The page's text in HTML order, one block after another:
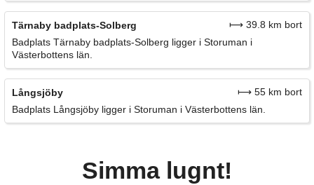
Tärnaby badplats-Solberg
⟼ 39.8 km bort
Badplats Tärnaby badplats-Solberg ligger i Storuman i
Västerbottens län.
Långsjöby
⟼ 55 km bort
Badplats Långsjöby ligger i Storuman i Västerbottens län.
Simma lugnt!